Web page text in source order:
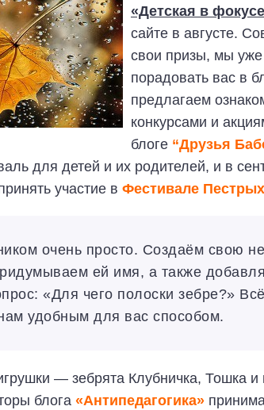
«Детская в
сайте в августе.
свои призы, мы
порадовать вас в
предлагаем
конкурсами и
блоге “Друзья
для детей и их родителей, и в
участие в Фестивале
очень просто. Создаём свою
ей имя, а также
«Для чего полоски зебре?»
удобным для вас способом.
— зебрята Клубничка, Тошка и
блога «Антипедагогика»